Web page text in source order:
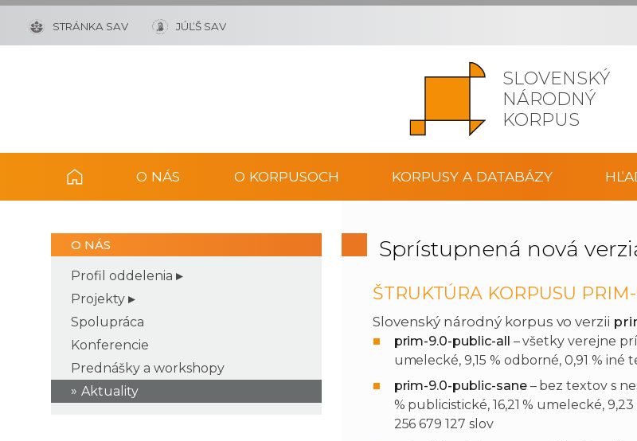
SLOVENSKÝ
NÁRODNÝ
KORPUS
STRÁNKA SAV JÚĽŠ SAV
O NÁS O KORPUSOCH KORPUSY A DATABÁZY
O NÁS
Profil oddelenia
Projekty
Spolupráca
Konferencie
Prednášky a workshopy
Aktuality
Sprístupnená nová
ŠTRUKTÚRA KORPUSU
Slovenský národný korpus vo verzii
prim-9.0-public-all
– všetky verejne
umelecké, 9,15 % odborné, 0,91 % iné
prim-9.0-public-sane– bez textov s
% publicistické, 16,21 % umelecké,
256 679 127 slov